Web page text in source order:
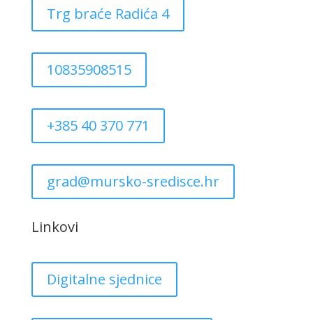
Trg braće Radića 4
10835908515
+385 40 370 771
grad@mursko-sredisce.hr
Linkovi
Digitalne sjednice